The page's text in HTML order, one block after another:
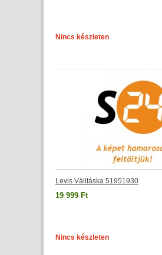
Nincs készleten
Levis Válltáska 51951930
19 999 Ft
Nincs készleten